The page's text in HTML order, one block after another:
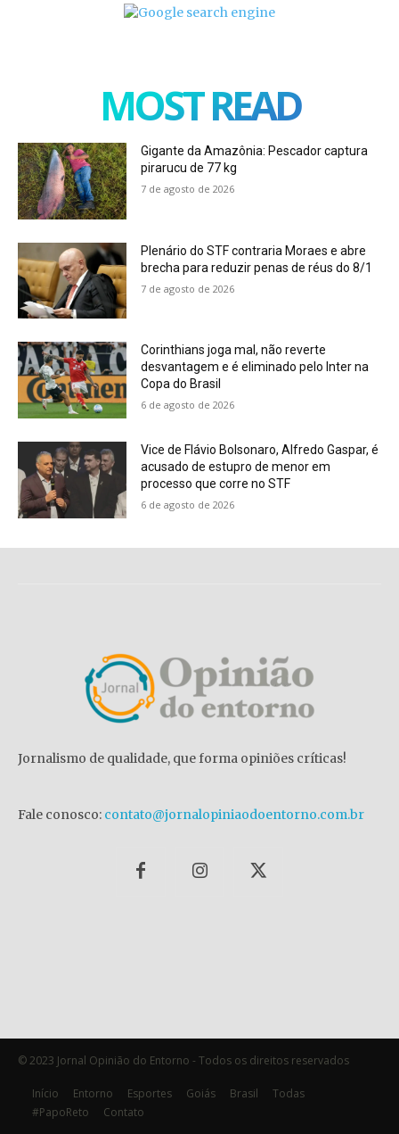
MOST READ
Gigante da Amazônia: Pescador captura
pirarucu de 77 kg
7 de agosto de 2026
Plenário do STF contraria Moraes e abre
brecha para reduzir penas de réus do 8/1
7 de agosto de 2026
Corinthians joga mal, não reverte
desvantagem e é eliminado pelo Inter na
Copa do Brasil
6 de agosto de 2026
Vice de Flávio Bolsonaro, Alfredo Gaspar, é
acusado de estupro de menor em
processo que corre no STF
6 de agosto de 2026
Jornalismo de qualidade, que forma opiniões críticas!
Fale conosco: contato@jornalopiniaodoentorno.com.br
© 2023 Jornal Opinião do Entorno - Todos os direitos reservados
Início Entorno Esportes Goiás Brasil
Todas
#PapoReto
Contato